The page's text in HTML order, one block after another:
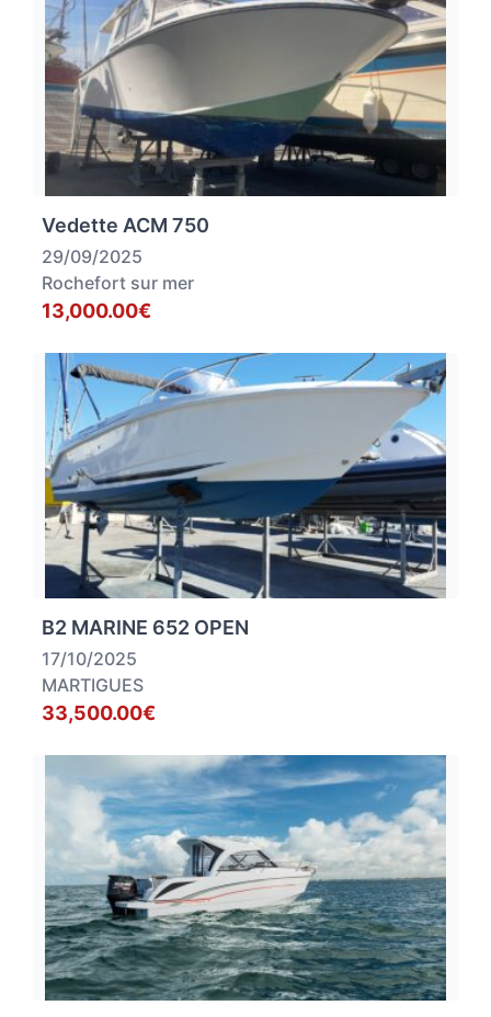
Vedette ACM 750
29/09/2025
Rochefort sur mer
13,000.00€
B2 MARINE 652 OPEN
17/10/2025
MARTIGUES
33,500.00€